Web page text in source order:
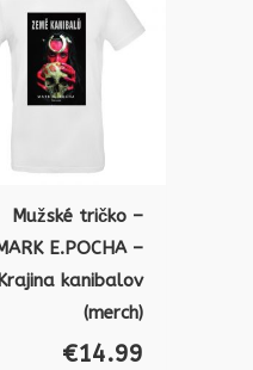
Mužské tričko –
E.POCHA –
Krajina kanibalov
(merch)
€14.99